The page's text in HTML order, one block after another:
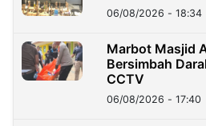
06/08/2026 - 18:34
Marbot Masjid
Bersimbah
CCTV
06/08/2026 - 17:40